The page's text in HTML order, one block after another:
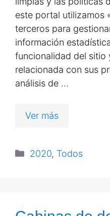
este portal utilizamos
terceros para
información
funcionalidad del sitio
relacionada con sus
análisis de …
Ver más
2020, Todos